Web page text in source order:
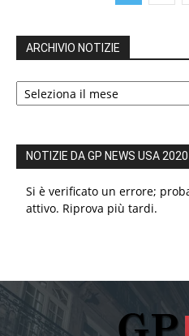
ARCHIVIO NOTIZIE
ARCHIVIO
NOTIZIE
NOTIZIE DA GP NEWS USA 2020
Si è verificato un errore;
attivo. Riprova più tardi.